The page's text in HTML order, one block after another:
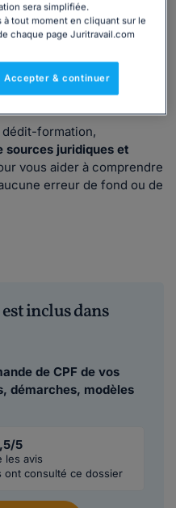
vous pourrez obtenir
la formationsi votre
l'entreprise, mais de
décide de le faire alors
formation,
sources juridiques et
vous aider à comprendre
erreur de fond ou de
est inclus dans
de CPF de vos
démarches, modèles
5
les avis
ont consulté ce dossier
sera simplifiée.
à tout moment en cliquant sur le
chaque page Juritravail.com
Accepter & continuer